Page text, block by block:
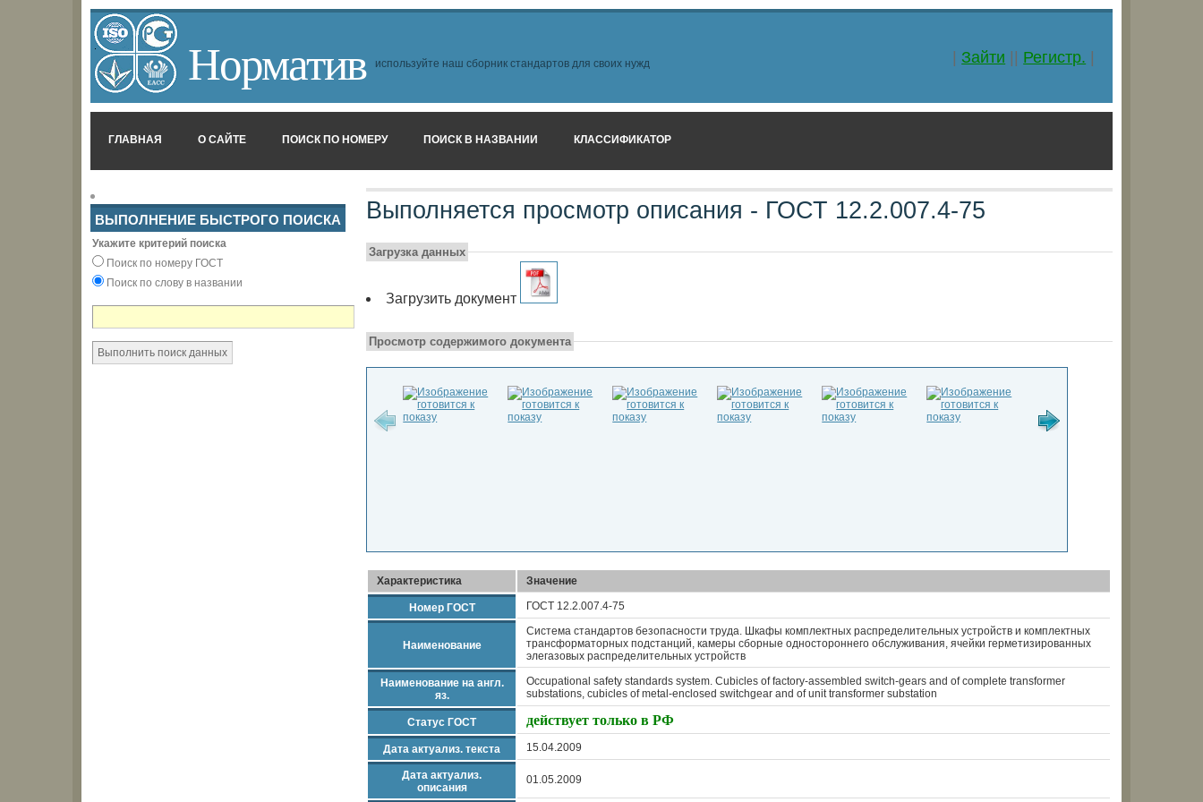
Норматив используйте наш сборник стандартов для своих нужд Зайти Регистр.
ГЛАВНАЯ О САЙТЕ ПОИСК ПО НОМЕРУ ПОИСК В НАЗВАНИИ КЛАССИФИКАТОР
Выполняется просмотр описания - ГОСТ 12.2.007.4-75
Загрузка данных
Загрузить документ
Просмотр содержимого документа
Характеристика Значение
Номер ГОСТ ГОСТ 12.2.007.4-75
Наименование
Система стандартов безопасности труда. Шкафы комплектных распределительных устройств и комплектных
трансформаторных подстанций, камеры сборные одностороннего обслуживания, ячейки герметизированных
элегазовых распределительных устройств
Наименование на англ.
яз.
Occupational safety standards system. Cubicles of factory-assembled switch-gears and of complete transformer
substations, cubicles of metal-enclosed switchgear and of unit transformer substation
Статус ГОСТ действует только в РФ
Дата актуализ. текста 15.04.2009
Дата актуализ.
описания
01.05.2009
ВЫПОЛНЕНИЕ БЫСТРОГО ПОИСКА
Укажите критерий поиска
Поиск по номеру ГОСТ
Поиск по слову в названии